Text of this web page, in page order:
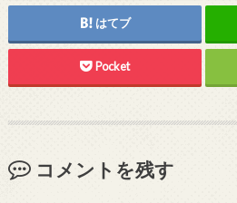
はてブ
Pocket
コメントを残す